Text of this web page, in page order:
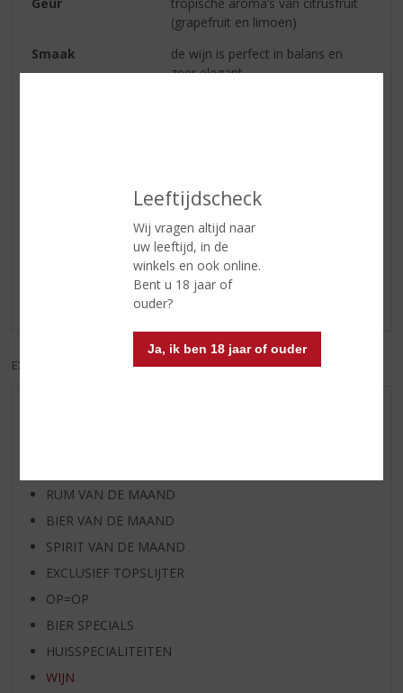
Leeftijdscheck
Wij vragen altijd naar
uw leeftijd, in de
winkels en ook online.
Bent u 18 jaar of
ouder?
Ja, ik ben 18 jaar of ouder
(grapefruit en limoen)
Smaak
de wijn is perfect in balans en
zeer elegant
Reviews
Schrijf een review
Er zijn nog geen reviews geplaatst voor dit product
EXCL. BTW INCL. BTW
RUM VAN DE MAAND
BIER VAN DE MAAND
SPIRIT VAN DE MAAND
EXCLUSIEF TOPSLIJTER
OP=OP
BIER SPECIALS
HUISSPECIALITEITEN
WIJN